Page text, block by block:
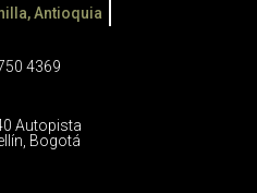
Antioquia
4369
Autopista
Bogotá